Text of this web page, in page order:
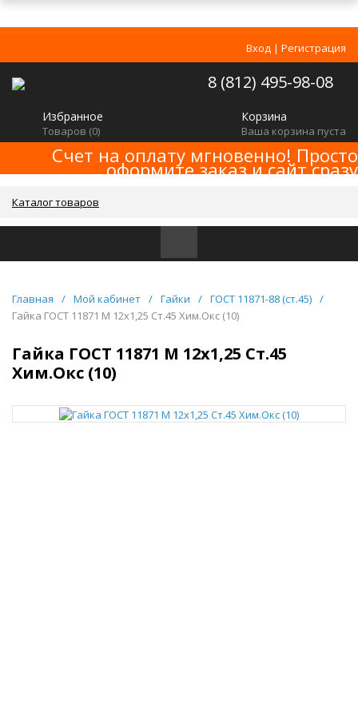
Вход | Регистрация
8 (812) 495-98-08
Избранное
Товаров (0)
Корзина
Ваша корзина пуста
Счет на оплату мгновенно! Просто
оформите заказ и сайт сразу
Каталог товаров
Главная / Мой кабинет / Гайки / ГОСТ 11871-88 (ст.45) /
Гайка ГОСТ 11871 M 12x1,25 Ст.45 Хим.Окс (10)
Гайка ГОСТ 11871 M 12x1,25 Ст.45
Хим.Окс (10)